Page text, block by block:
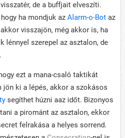
de a buffjait elveszíti.
ha mondjuk az Alarm-o-Bot az
visszajön, még akkor is, ha
lénnyel szerepel az asztalon, de
ezt a mana-csaló taktikát
jön ki a lépés, akkor a szokásos
segíthet húzni aaz időt. Bizonyos
a pirománt az asztalon, ekkor
felrakása a helyes sorrend.